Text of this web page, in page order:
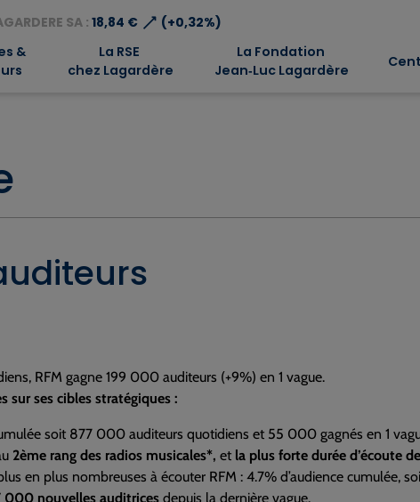
SA : 18,84 €⟶ (+0,32%)
&
La RSE
chez Lagardère
La Fondation
Jean‑Luc Lagardère
RFM gagne 199 000 auditeurs (+9%) en 1 vague.
sur ses cibles stratégiques :
soit 877 000 auditeurs quotidiens et 55 000 gagnés en 1
2ème rang des radios musicales*, et la plus forte durée d’écoute
en plus nombreuses à écouter RFM : 4.7% d’audience cumulée,
000 nouvelles auditrices depuis la dernière vague.